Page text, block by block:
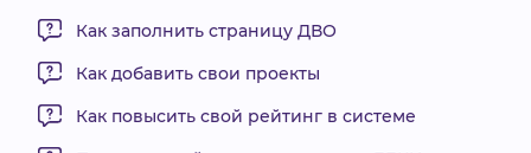
ПРОЕКТЫ
Как заполнить страницу ДВО
Как добавить свои проекты
Как повысить свой рейтинг в системе